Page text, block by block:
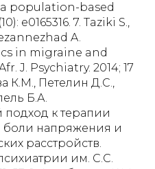
population-based
e0165316. 7. Taziki S.,
A.
in migraine and
J. Psychiatry. 2014; 17
К.М., Петелин Д.С.,
Б.А.
к терапии
боли напряжения и
расстройств.
им. С.С.